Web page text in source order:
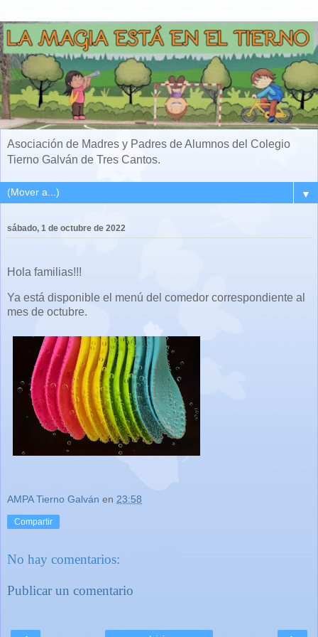
Asociación de Madres y Padres de Alumnos del Colegio
Tierno Galván de Tres Cantos.
▼
sábado, 1 de octubre de 2022
Hola familias!!!
Ya está disponible el menú del comedor correspondiente al
mes de octubre.
AMPA Tierno Galván en 23:58
Compartir
No hay comentarios:
Publicar un comentario